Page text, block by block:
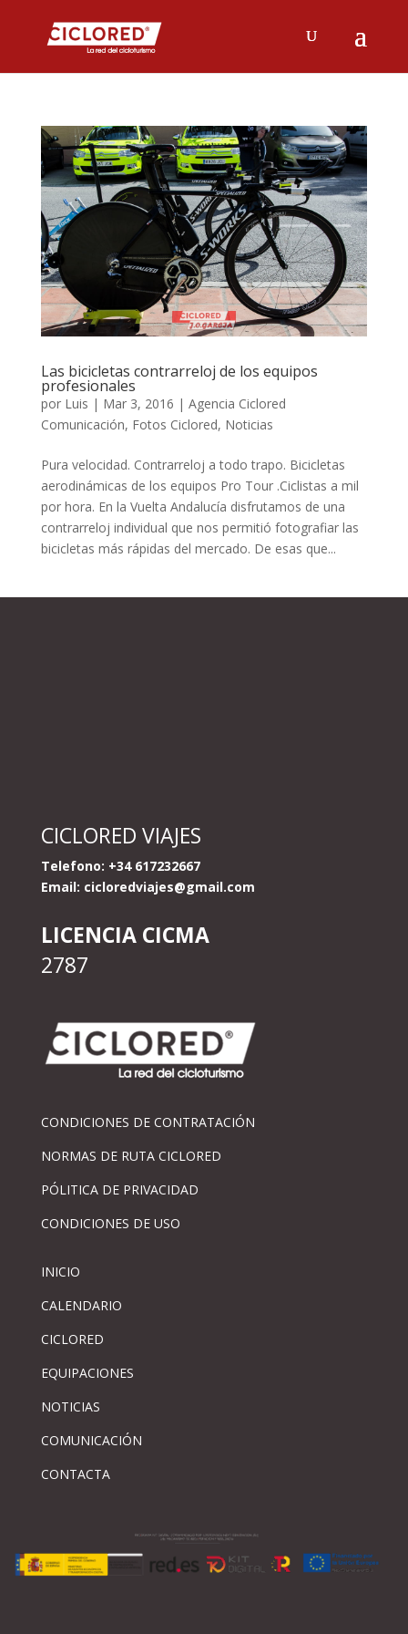
Las bicicletas contrarreloj de los equipos
profesionales
por Luis | Mar 3, 2016 | Agencia Ciclored
Comunicación, Fotos Ciclored, Noticias
Pura velocidad. Contrarreloj a todo trapo. Bicicletas
aerodinámicas de los equipos Pro Tour .Ciclistas a mil
por hora. En la Vuelta Andalucía disfrutamos de una
contrarreloj individual que nos permitió fotografiar las
bicicletas más rápidas del mercado. De esas que...
CICLORED VIAJES
Telefono: +34 617232667
Email: cicloredviajes@gmail.com
LICENCIA CICMA
2787
CONDICIONES DE CONTRATACIÓN
NORMAS DE RUTA CICLORED
PÓLITICA DE PRIVACIDAD
CONDICIONES DE USO
INICIO
CALENDARIO
CICLORED
EQUIPACIONES
NOTICIAS
COMUNICACIÓN
CONTACTA